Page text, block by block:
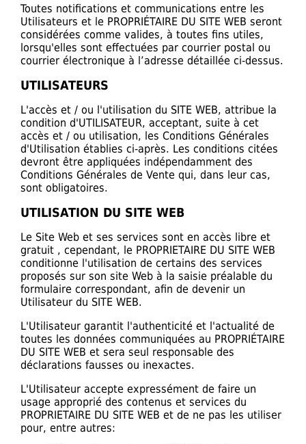
Toutes notifications et communications entre les
Utilisateurs et le PROPRIÉTAIRE DU SITE WEB seront
considérées comme valides, à toutes fins utiles,
lorsqu'elles sont effectuées par courrier postal ou
courrier électronique à l’adresse détaillée ci-dessus.
UTILISATEURS
L'accès et / ou l'utilisation du SITE WEB, attribue la
condition d'UTILISATEUR, acceptant, suite à cet
accès et / ou utilisation, les Conditions Générales
d'Utilisation établies ci-après. Les conditions citées
devront être appliquées indépendamment des
Conditions Générales de Vente qui, dans leur cas,
sont obligatoires.
UTILISATION DU SITE WEB
Le Site Web et ses services sont en accès libre et
gratuit , cependant, le PROPRIETAIRE DU SITE WEB
conditionne l'utilisation de certains des services
proposés sur son site Web à la saisie préalable du
formulaire correspondant, afin de devenir un
Utilisateur du SITE WEB.
L'Utilisateur garantit l'authenticité et l'actualité de
toutes les données communiquées au PROPRIÉTAIRE
DU SITE WEB et sera seul responsable des
déclarations fausses ou inexactes.
L'Utilisateur accepte expressément de faire un
usage approprié des contenus et services du
PROPRIETAIRE DU SITE WEB et de ne pas les utiliser
pour, entre autres: